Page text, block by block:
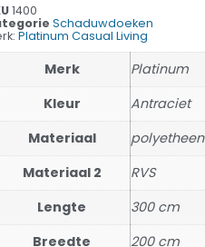
1400
Schaduwdoeken
Platinum Casual Living
Merk
Platinum
Kleur
Antraciet
Materiaal
polyetheen
Materiaal 2
RVS
Lengte
300 cm
Breedte
200 cm